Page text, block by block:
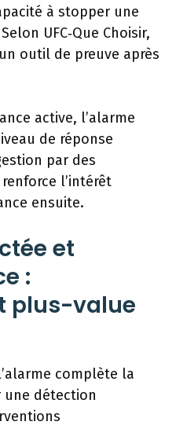
à stopper une
UFC‑Que Choisir,
outil de preuve après
active, l’alarme
de réponse
par des
l’intérêt
ensuite.
et
:
plus-value
complète la
détection